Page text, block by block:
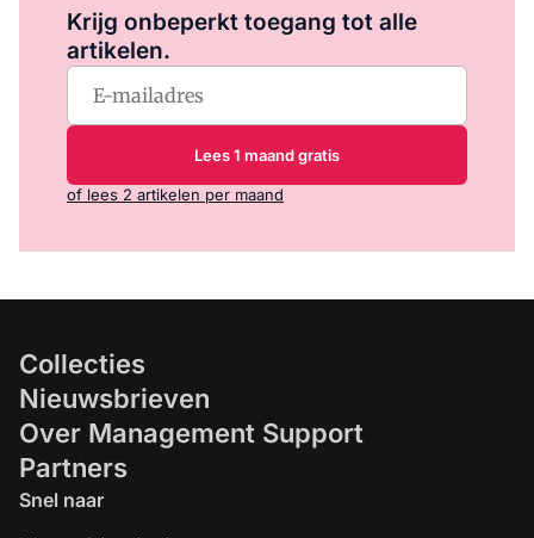
Krijg onbeperkt toegang tot alle
artikelen.
Lees 1 maand gratis
of lees 2 artikelen per maand
Collecties
Nieuwsbrieven
Over Management Support
Partners
Snel naar